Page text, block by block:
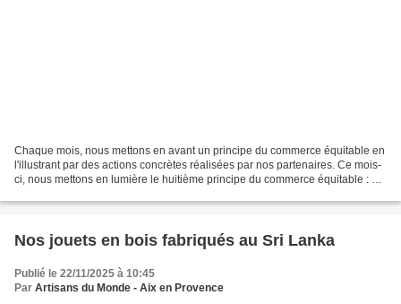
Chaque mois, nous mettons en avant un principe du commerce équitable en
l'illustrant par des actions concrètes réalisées par nos partenaires. Ce mois-
ci, nous mettons en lumière le huitième principe du commerce équitable : «
Nos jouets en bois fabriqués au Sri Lanka
Publié le 22/11/2025 à 10:45
Par Artisans du Monde - Aix en Provence